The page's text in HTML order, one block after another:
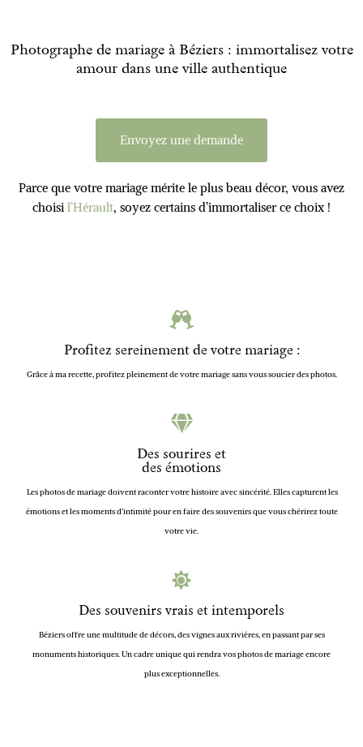
Photographe de mariage à Béziers : immortalisez votre
amour dans une ville authentique
Envoyez une demande
Parce que votre mariage mérite le plus beau décor, vous avez
choisi l’Hérault, soyez certains d’immortaliser ce choix !
Profitez sereinement de votre mariage :
Grâce à ma recette, profitez pleinement de votre mariage sans vous soucier des photos.
Des sourires et
des émotions
Les photos de mariage doivent raconter votre histoire avec sincérité. Elles capturent les
émotions et les moments d’intimité pour en faire des souvenirs que vous chérirez toute
votre vie.
Des souvenirs vrais et intemporels
Béziers offre une multitude de décors, des vignes aux rivières, en passant par ses
monuments historiques. Un cadre unique qui rendra vos photos de mariage encore
plus exceptionnelles.